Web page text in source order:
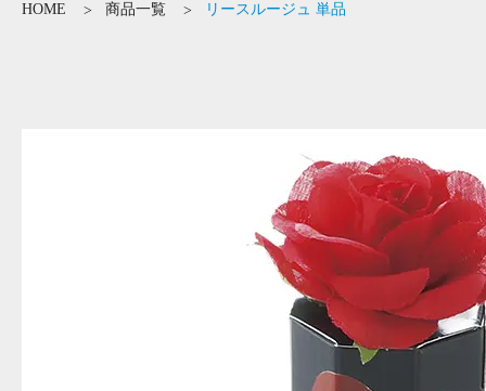
HOME 商品一覧 リースルージュ 単品